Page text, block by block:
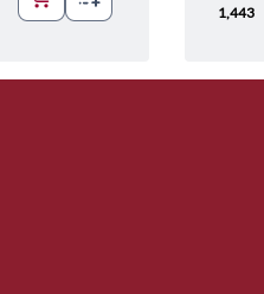
1,443